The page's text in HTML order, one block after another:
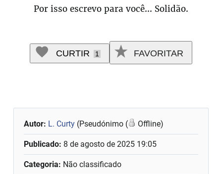
Por isso escrevo para você... Solidão.
CURTIR 1 FAVORITAR
Autor: L. Curty (Pseudónimo ( Offline)
Publicado: 8 de agosto de 2025 19:05
Categoria: Não classificado